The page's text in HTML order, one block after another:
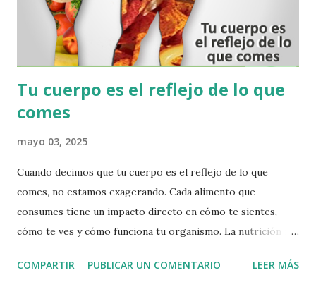
detallado, en donde muestra cómo evoluciona
metabólicamente su organismo, y cuáles son las afecciones
más direc...
Tu cuerpo es el reflejo de lo que
comes
mayo 03, 2025
Cuando decimos que tu cuerpo es el reflejo de lo que
comes, no estamos exagerando. Cada alimento que
consumes tiene un impacto directo en cómo te sientes,
cómo te ves y cómo funciona tu organismo. La nutrición no
integral. Cada célula de tu cuerpo se construye con lo que
COMPARTIR PUBLICAR UN COMENTARIO LEER MÁS